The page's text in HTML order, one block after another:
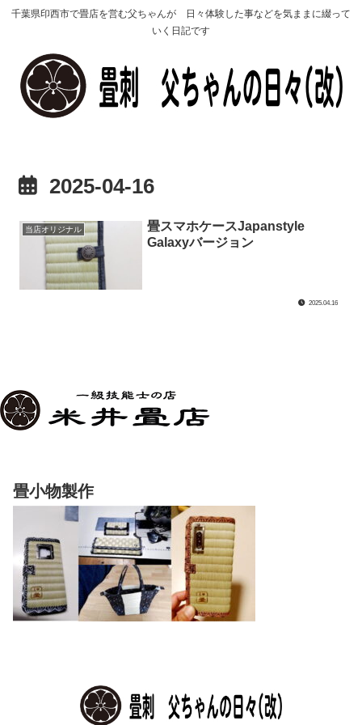
千葉県印西市で畳店を営む父ちゃんが 日々体験した事などを気ままに綴って
いく日記です
2025-04-16
当店オリジナル
畳スマホケースJapanstyle
Galaxyバージョン
2025.04.16
畳小物製作